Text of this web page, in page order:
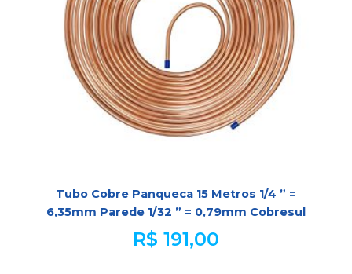
Tubo Cobre Panqueca 15 Metros 1/4 ” =
6,35mm Parede 1/32 ” = 0,79mm Cobresul
R$ 191,00